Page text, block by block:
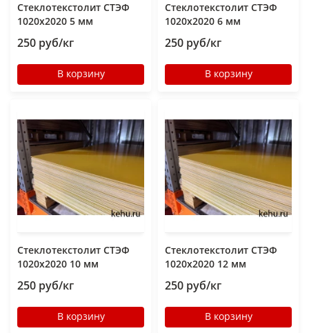
Стеклотекстолит СТЭФ
1020х2020 5 мм
250 руб/кг
В корзину
Стеклотекстолит СТЭФ
1020х2020 6 мм
250 руб/кг
В корзину
Стеклотекстолит СТЭФ
1020х2020 10 мм
250 руб/кг
В корзину
Стеклотекстолит СТЭФ
1020х2020 12 мм
250 руб/кг
В корзину